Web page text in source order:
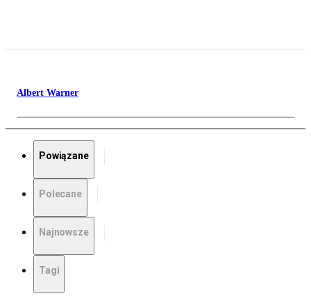
Albert Warner
Powiązane
Polecane
Najnowsze
Tagi